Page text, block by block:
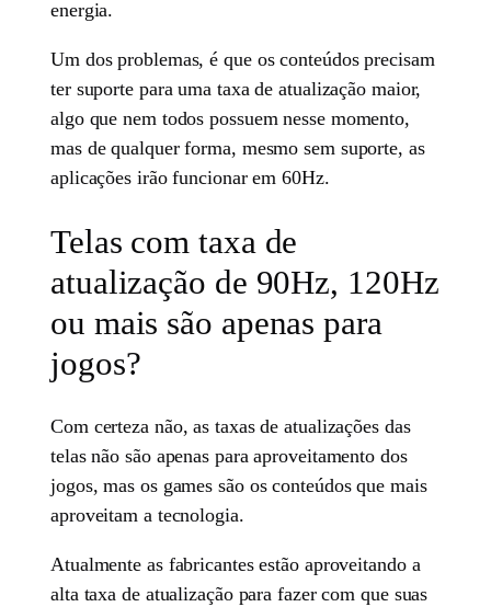
energia.
Um dos problemas, é que os conteúdos precisam
ter suporte para uma taxa de atualização maior,
algo que nem todos possuem nesse momento,
mas de qualquer forma, mesmo sem suporte, as
aplicações irão funcionar em 60Hz.
Telas com taxa de
atualização de 90Hz, 120Hz
ou mais são apenas para
jogos?
Com certeza não, as taxas de atualizações das
telas não são apenas para aproveitamento dos
jogos, mas os games são os conteúdos que mais
aproveitam a tecnologia.
Atualmente as fabricantes estão aproveitando a
alta taxa de atualização para fazer com que suas